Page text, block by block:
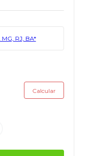
RJ, BA*